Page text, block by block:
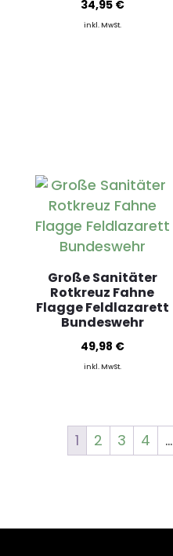
34,95 €
inkl. MwSt.
Große Sanitäter
Rotkreuz Fahne
Flagge Feldlazarett
Bundeswehr
49,98 €
inkl. MwSt.
1 2 3 4 …